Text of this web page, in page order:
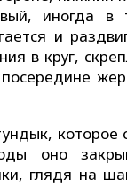
иногда в
и
в круг,
которое
оно
глядя на